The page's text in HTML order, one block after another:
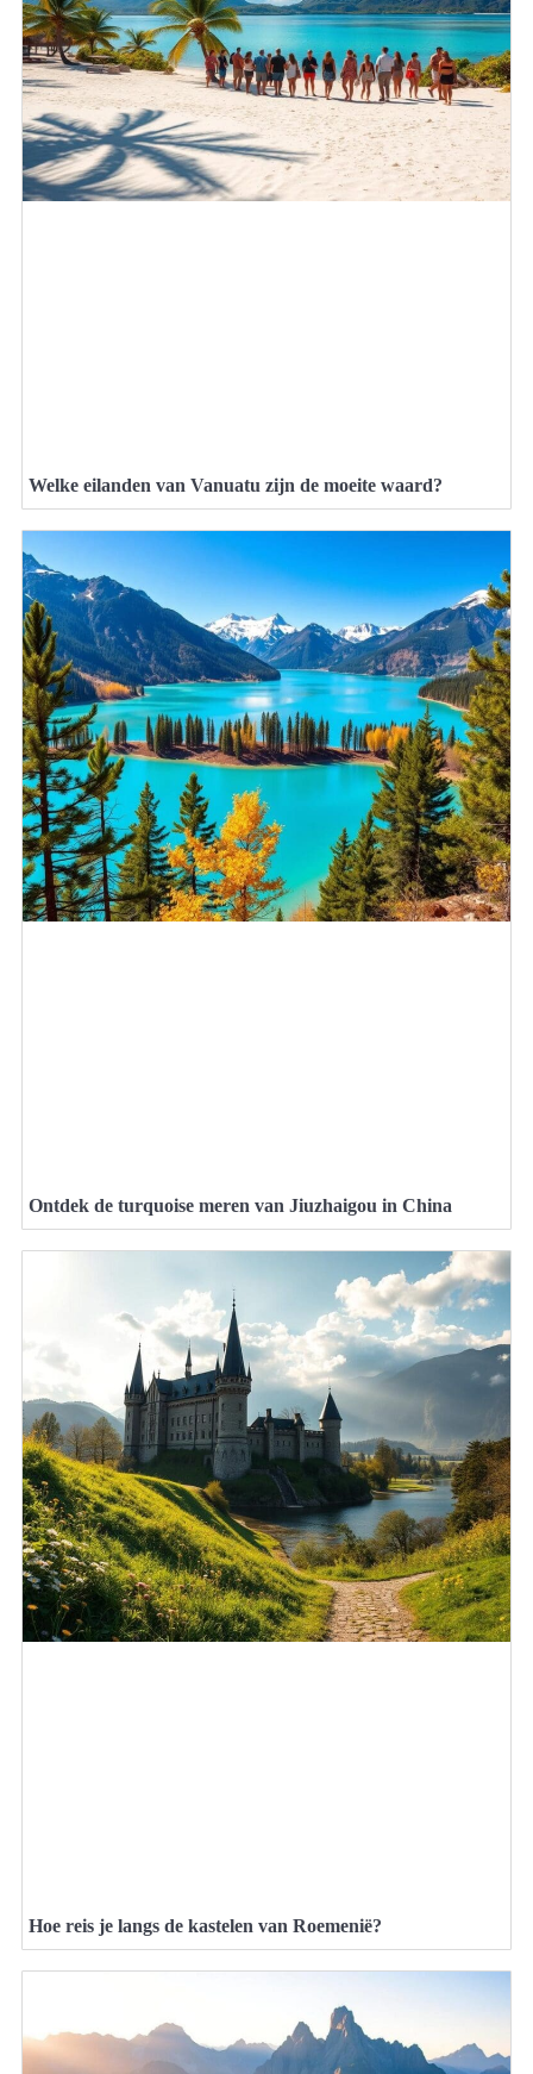
Welke eilanden van Vanuatu zijn de moeite waard?
Ontdek de turquoise meren van Jiuzhaigou in China
Hoe reis je langs de kastelen van Roemenië?